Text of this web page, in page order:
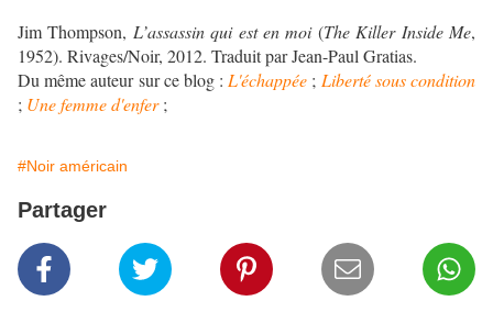
Jim Thompson, L’assassin qui est en moi(The Killer Inside Me,
1952). Rivages/Noir, 2012. Traduit par Jean-Paul Gratias.
Du même auteur sur ce blog : L'échappée ; Liberté sous condition
; Une femme d'enfer;
#Noir américain
Partager